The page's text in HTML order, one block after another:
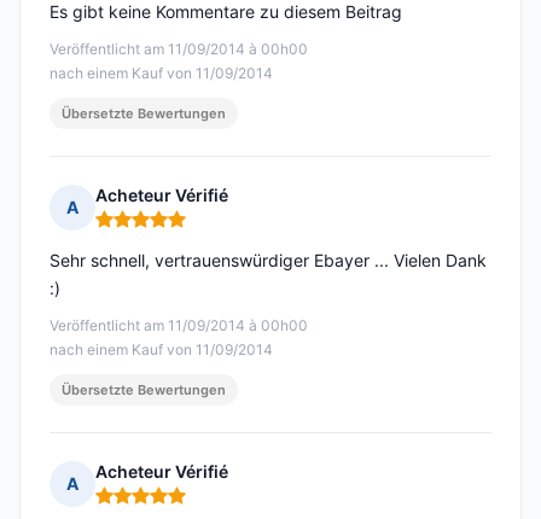
Veröffentlicht am 11/09/2014 à 00h00
nach einem Kauf von 11/09/2014
Es gibt keine Kommentare zu diesem Beitrag
Übersetzte Bewertungen
A
Acheteur Vérifié
Hinweis: 5 von 5
Veröffentlicht am 11/09/2014 à 00h00
nach einem Kauf von 11/09/2014
Sehr schnell, vertrauenswürdiger Ebayer ... Vielen Dank
:)
Übersetzte Bewertungen
A
Acheteur Vérifié
Hinweis: 5 von 5